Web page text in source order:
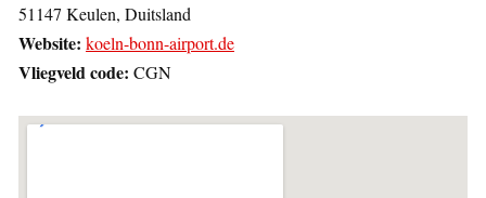
51147 Keulen, Duitsland
Website: koeln-bonn-airport.de
Vliegveld code: CGN